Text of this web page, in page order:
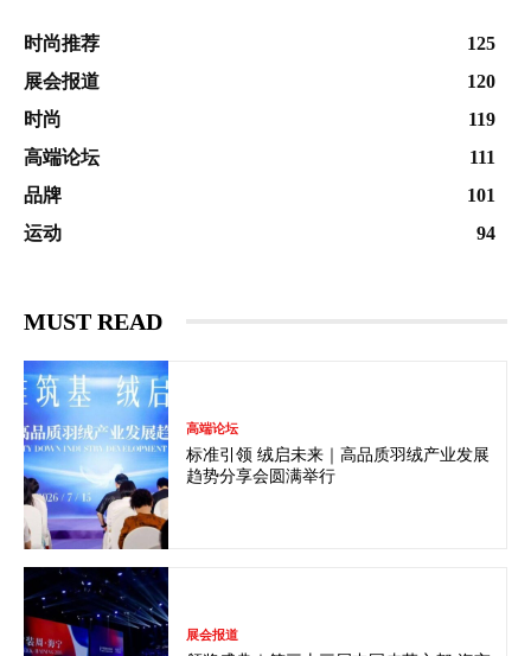
时尚推荐
125
展会报道
120
时尚
119
高端论坛
111
品牌
101
运动
94
MUST READ
高端论坛
标准引领 绒启未来｜高品质羽绒产业发展
趋势分享会圆满举行
展会报道